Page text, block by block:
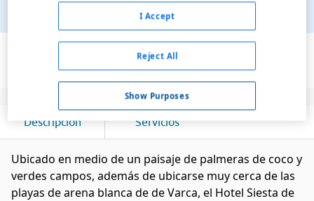
Ver en el mapa
Descripción Servicios
Ubicado en medio de un paisaje de palmeras de coco y
verdes campos, además de ubicarse muy cerca de las
playas de arena blanca de de Varca, el Hotel Siesta de
Show Purposes
Reject All
I Accept